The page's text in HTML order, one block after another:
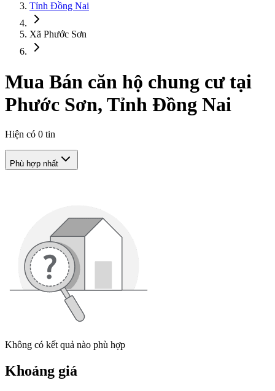
Tỉnh Đồng Nai
Xã Phước Sơn
Mua Bán căn hộ chung cư tại
Phước Sơn, Tỉnh Đồng Nai
Hiện có 0 tin
Phù hợp nhất
Không có kết quả nào phù hợp
Khoảng giá